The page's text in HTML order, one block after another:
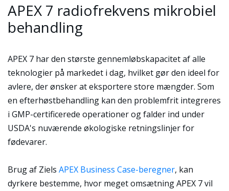
APEX 7 radiofrekvens mikrobiel
behandling
APEX 7 har den største gennemløbskapacitet af alle
teknologier på markedet i dag, hvilket gør den ideel for
avlere, der ønsker at eksportere store mængder. Som
en efterhøstbehandling kan den problemfrit integreres
i GMP-certificerede operationer og falder ind under
USDA's nuværende økologiske retningslinjer for
fødevarer.
Brug af Ziels APEX Business Case-beregner, kan
dyrkere bestemme, hvor meget omsætning APEX 7 vil